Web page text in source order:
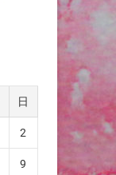
日
2
9